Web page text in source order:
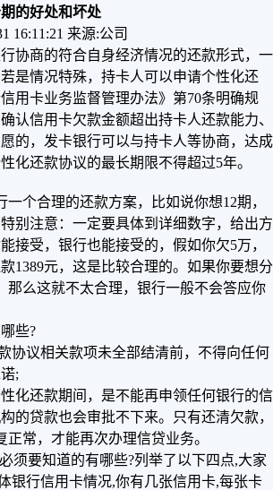
的好处和坏处
16:11:21 来源:公司
协商的符合自身经济情况的还款形式，一
是情况特殊，持卡人可以申请个性化还
用卡业务监督管理办法》第70条明确规
认信用卡欠款金额超出持卡人还款能力、
的，发卡银行可以与持卡人等协商，达成
化还款协议的最长期限不得超过5年。
个合理的还款方案，比如说你想12期，
别注意：一定要具体到详细数字，给出方
接受，银行也能接受的，假如你欠5万，
1389元，这是比较合理的。如果你要想分
那么这就不太合理，银行一般不会答应你
些?
协议相关款项未全部结清前，不得向任何
;
化还款期间，是不能再申领任何银行的信
的贷款也会审批不下来。只有还清欠款，
常，才能再次办理信贷业务。
须要知道的有哪些?列举了以下四点,大家
银行信用卡情况,你有几张信用卡,每张卡